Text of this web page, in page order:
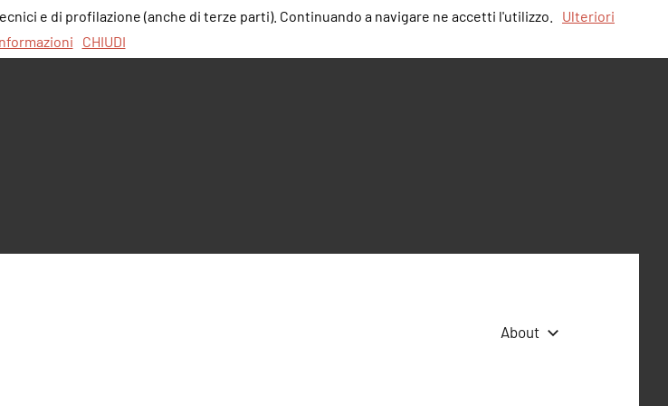
About
e di profilazione (anche di terze parti). Continuando a navigare ne accetti l'utilizzo.
Ulteriori
CHIUDI